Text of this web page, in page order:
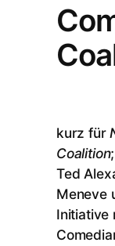
kurz für
Coalition
Ted
Meneve
Initiative